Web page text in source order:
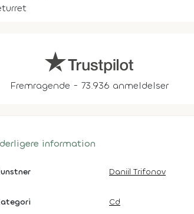
Fremragende - 73.936 anmeldelser
information
Daniil Trifonov
Cd